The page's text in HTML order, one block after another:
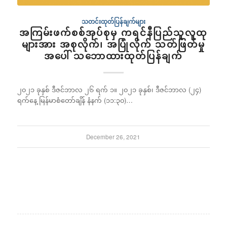
သတင်းထုတ်ပြန်ချက်များ
အကြမ်းဖက်စစ်အုပ်စုမှ ကရင်နီပြည်သူလူထု
များအား အစုလိုက်၊ အပြုံလိုက် သတ်ဖြတ်မှု
အပေါ် သဘောထားထုတ်ပြန်ချက်
၂၀၂၁ ခုနှစ် ဒီဇင်ဘာလ ၂၆ ရက် ၁။ ၂၀၂၁ ခုနှစ်၊ ဒီဇင်ဘာလ (၂၄)
ရက်နေ့ မြန်မာစံတော်ချိန် နံနက် (၁၁:၃၀)…
December 26, 2021